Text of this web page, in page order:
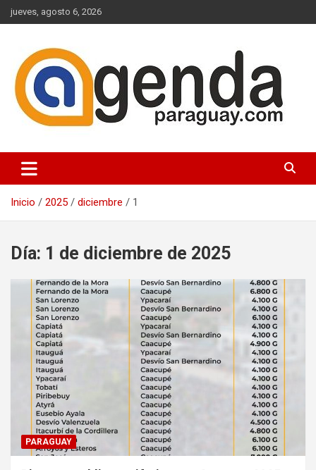
Saltar
al
jueves, agosto 6, 2026
Agenda Paraguay
Inicio 2025 diciembre 1
Día: 1 de diciembre de 2025
PARAGUAY